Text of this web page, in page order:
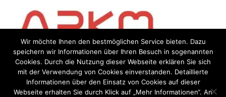
Wir möchte Ihnen den bestmöglichen Service bieten. Dazu
speichern wir Informationen über Ihren Besuch in sogenannten
Cookies. Durch die Nutzung dieser Webseite erklären Sie sich
mit der Verwendung von Cookies einverstanden. Detaillierte
Informationen über den Einsatz von Cookies auf dieser
Webseite erhalten Sie durch Klick auf „Mehr Informationen“. An